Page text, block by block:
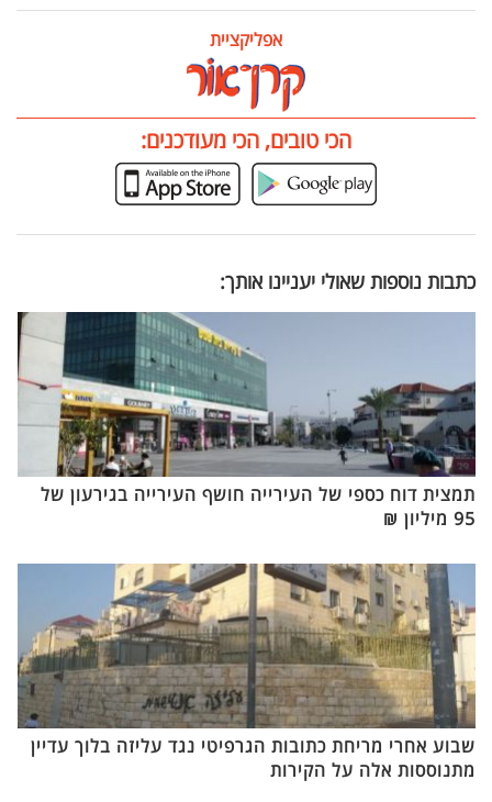
אפליקציית
הכי טובים, הכי מעודכנים:
כתבות נוספות שאולי יעניינו אותך:
תמצית דוח כספי של העירייה חושף העירייה בגירעון של
95 מיליון ₪
שבוע אחרי מריחת כתובות הגרפיטי נגד עליזה בלוך עדיין
מתנוססות אלה על הקירות